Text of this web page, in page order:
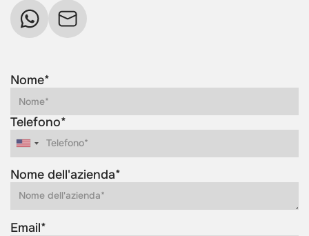
Nome*
Telefono*
Nome dell'azienda*
Email*